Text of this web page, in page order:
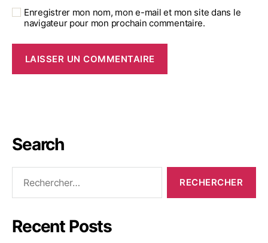
Enregistrer mon nom, mon e-mail et mon site dans le
navigateur pour mon prochain commentaire.
Search
Recent Posts